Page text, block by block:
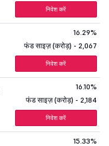
निवेश करें
16.29%
फंड साइज़ (करोड़) - 2,067
निवेश करें
16.10%
फंड साइज़ (करोड़) - 2,184
निवेश करें
15.33%